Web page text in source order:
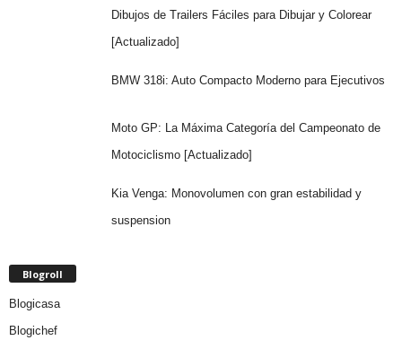
Dibujos de Trailers Fáciles para Dibujar y Colorear
[Actualizado]
BMW 318i: Auto Compacto Moderno para Ejecutivos
Moto GP: La Máxima Categoría del Campeonato de
Motociclismo [Actualizado]
Kia Venga: Monovolumen con gran estabilidad y
suspension
Blogroll
Blogicasa
Blogichef